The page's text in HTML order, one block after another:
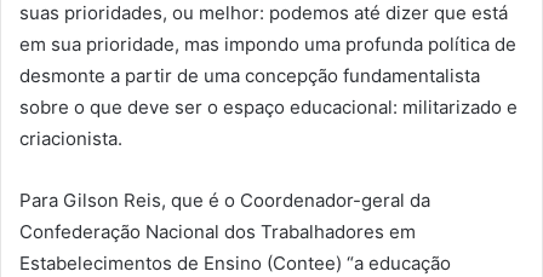
suas prioridades, ou melhor: podemos até dizer que está
em sua prioridade, mas impondo uma profunda política de
desmonte a partir de uma concepção fundamentalista
sobre o que deve ser o espaço educacional: militarizado e
criacionista.
Para Gilson Reis, que é o Coordenador-geral da
Confederação Nacional dos Trabalhadores em
Estabelecimentos de Ensino (Contee) “a educação